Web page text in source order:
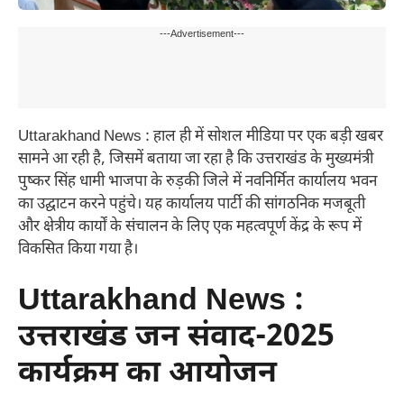
---Advertisement---
Uttarakhand News : हाल ही में सोशल मीडिया पर एक बड़ी खबर
सामने आ रही है, जिसमें बताया जा रहा है कि उत्तराखंड के मुख्यमंत्री
पुष्कर सिंह धामी भाजपा के रुड़की जिले में नवनिर्मित कार्यालय भवन
का उद्घाटन करने पहुंचे। यह कार्यालय पार्टी की सांगठनिक मजबूती
और क्षेत्रीय कार्यों के संचालन के लिए एक महत्वपूर्ण केंद्र के रूप में
विकसित किया गया है।
Uttarakhand News :
उत्तराखंड जन संवाद-2025
कार्यक्रम का आयोजन